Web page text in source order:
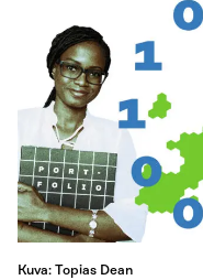
Kuva: Topias Dean